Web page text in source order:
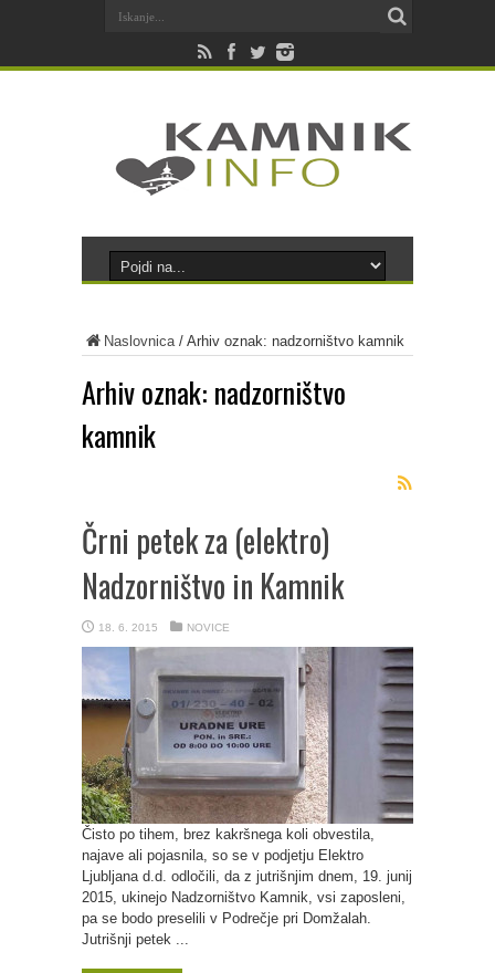
Naslovnica/ Arhiv oznak: nadzorništvo kamnik
Arhiv oznak: nadzorništvo
kamnik
Črni petek za (elektro)
Nadzorništvo in Kamnik
18. 6. 2015 NOVICE
Čisto po tihem, brez kakršnega koli obvestila,
najave ali pojasnila, so se v podjetju Elektro
Ljubljana d.d. odločili, da z jutrišnjim dnem, 19. junij
2015, ukinejo Nadzorništvo Kamnik, vsi zaposleni,
pa se bodo preselili v Podrečje pri Domžalah.
Jutrišnji petek ...